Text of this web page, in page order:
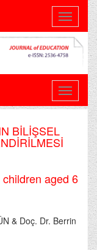
Toggle
BİLİŞSEL
aged 6
& Doç. Dr. Berrin